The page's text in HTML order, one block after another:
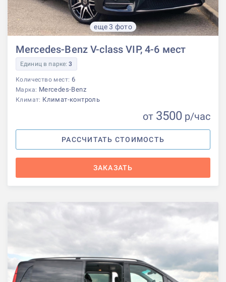
еще 3 фото
Mercedes-Benz V-class VIP, 4-6 мест
Единиц в парке:3
Количество мест: 6
Марка: Mercedes-Benz
Климат: Климат-контроль
от 3500 р/час
РАССЧИТАТЬ СТОИМОСТЬ
ЗАКАЗАТЬ